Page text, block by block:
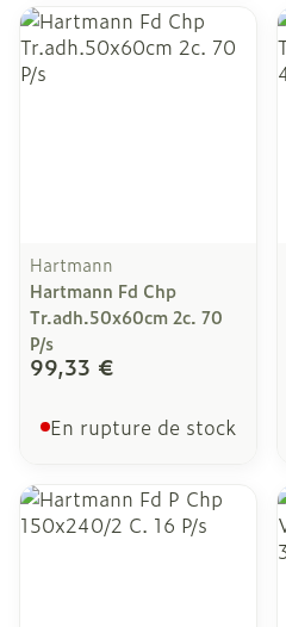
Hartmann
Hartmann Fd Chp
Tr.adh.50x60cm 2c. 70
P/s
99,33 €
En rupture de stock